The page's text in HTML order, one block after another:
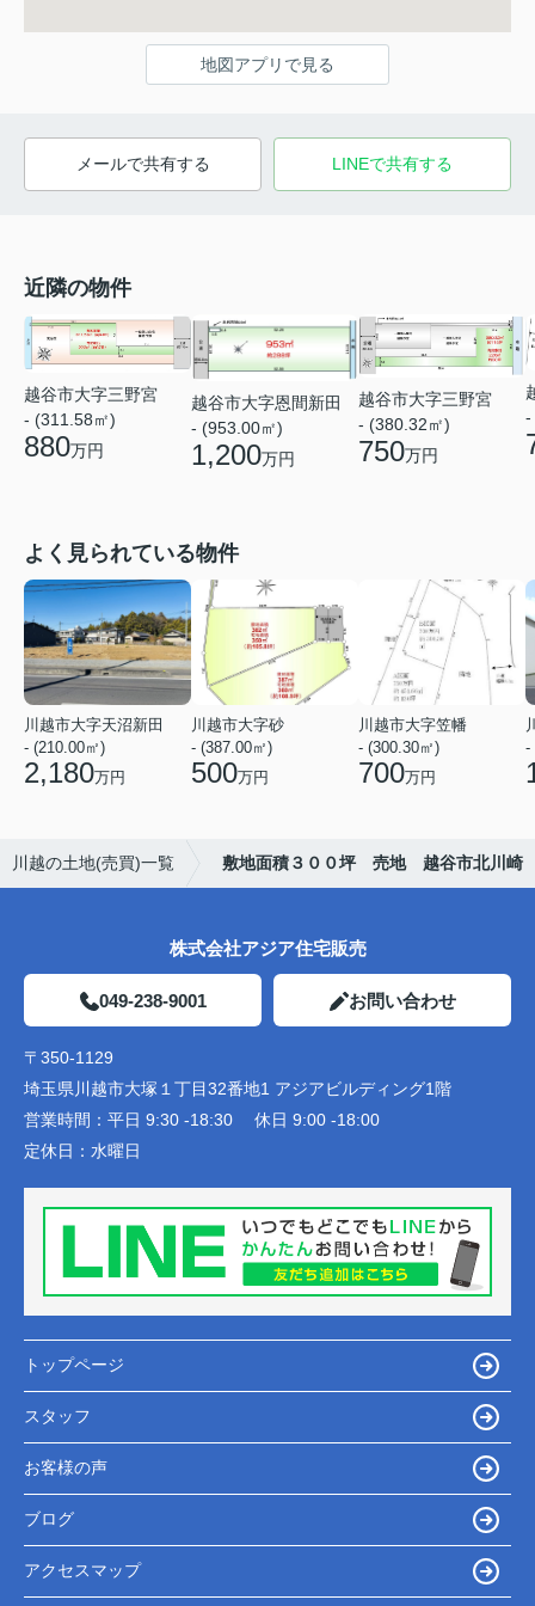
地図アプリで見る
メールで共有する LINEで共有する
近隣の物件
越谷市大字三野宮
- (311.58㎡)
880万円
越谷市大字恩間新田
- (953.00㎡)
1,200万円
越谷市大字三野宮
- (380.32㎡)
750万円
-
よく見られている物件
川越市大字天沼新田
- (210.00㎡)
2,180万円
川越市大字砂
- (387.00㎡)
500万円
川越市大字笠幡
- (300.30㎡)
700万円
-
川越の土地(売買)一覧 敷地面積３００坪 売地 越谷市北川崎
株式会社アジア住宅販売
049-238-9001 お問い合わせ
〒350-1129
埼玉県川越市大塚１丁目32番地1 アジアビルディング1階
営業時間： 平日 9:30 -18:30 休日 9:00 -18:00
定休日： 水曜日
トップページ
スタッフ
お客様の声
ブログ
アクセスマップ